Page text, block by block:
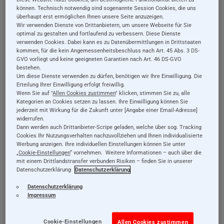
Holzspielzeug
Memo Kunterbunt,
Bild-Paare finden,
Legespiel aus Holz,
36 Teile
24,99 €
inkl. 19% MwSt., exkl.
Versandkosten
Holzspielzeug
Bilderschlange,
Legespiel aus Holz,
20 Teile
23,99 €
können. Technisch notwendig sind sogenannte Session Cookies, die uns
überhaupt erst ermöglichen Ihnen unsere Seite anzuzeigen.
Wir verwenden Dienste von Drittanbietern, um unsere Webseite für Sie
optimal zu gestalten und fortlaufend zu verbessern. Diese Dienste
verwenden Cookies. Dabei kann es zu Datenübermittlungen in Drittstaaten
kommen, für die kein Angemessenheitsbeschluss nach Art. 45 Abs. 3 DS-
GVO vorliegt und keine geeigneten Garantien nach Art. 46 DS-GVO
bestehen.
Um diese Dienste verwenden zu dürfen, benötigen wir Ihre Einwilligung. Die
Erteilung Ihrer Einwilligung erfolgt freiwillig.
Wenn Sie auf "Allen Cookies zustimmen" klicken, stimmen Sie zu, alle
Kategorien an Cookies setzen zu lassen. Ihre Einwilligung können Sie
jederzeit mit Wirkung für die Zukunft unter [Angabe einer Email-Adresse]
widerrufen.
Dann werden auch Drittanbieter-Scripe geladen, welche über sog. Tracking
Cookies Ihr Nutzungsverhalten nachzuvollziehen und Ihnen individualisierte
Werbung anzeigen. Ihre individuellen Einstellungen können Sie unter
„Cookie-Einstellungen“ vornehmen. Weitere Informationen – auch über die
mit einem Drittlandstransfer verbunden Risiken – finden Sie in unserer
Datenschutzerklärung Datenschutzerklärung.
Datenschutzerklärung
Impressum
Allen Cookies zustimmen
Cookie-Einstellungen